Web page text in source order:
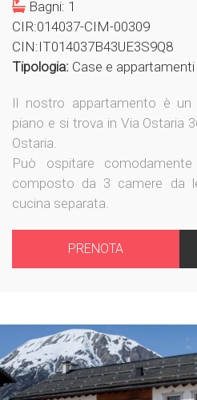
Bagni: 1
CIR:014037-CIM-00309
CIN:IT014037B43UE3S9Q8
Tipologia: Case e
Il nostro appartamento è un
piano e si trova in Via Ostaria
Ostaria.
Può ospitare
composto da 3 camere da
cucina separata.
PRENOTA